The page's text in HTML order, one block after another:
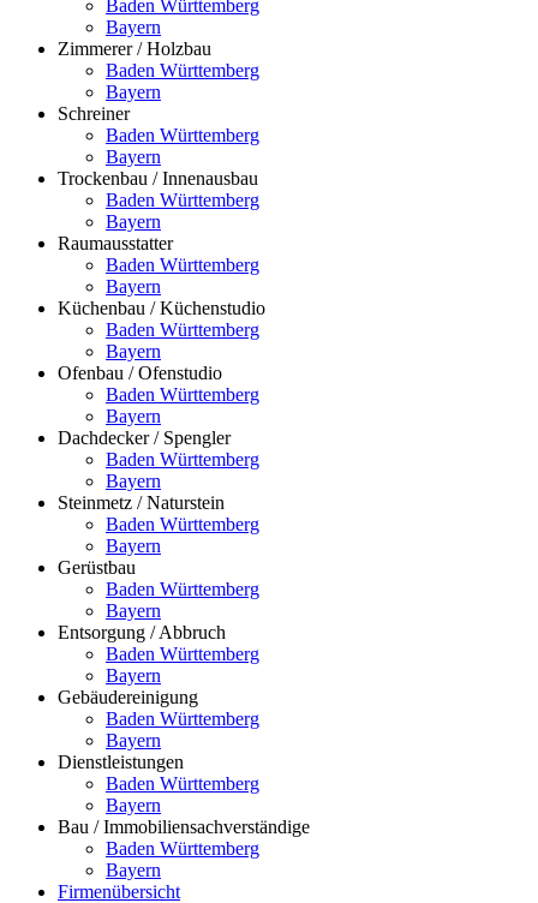
Baden Württemberg
Bayern
Zimmerer / Holzbau
Baden Württemberg
Bayern
Schreiner
Baden Württemberg
Bayern
Trockenbau / Innenausbau
Baden Württemberg
Bayern
Raumausstatter
Baden Württemberg
Bayern
Küchenbau / Küchenstudio
Baden Württemberg
Bayern
Ofenbau / Ofenstudio
Baden Württemberg
Bayern
Dachdecker / Spengler
Baden Württemberg
Bayern
Steinmetz / Naturstein
Baden Württemberg
Bayern
Gerüstbau
Baden Württemberg
Bayern
Entsorgung / Abbruch
Baden Württemberg
Bayern
Gebäudereinigung
Baden Württemberg
Bayern
Dienstleistungen
Baden Württemberg
Bayern
Bau / Immobiliensachverständige
Baden Württemberg
Bayern
Firmenübersicht